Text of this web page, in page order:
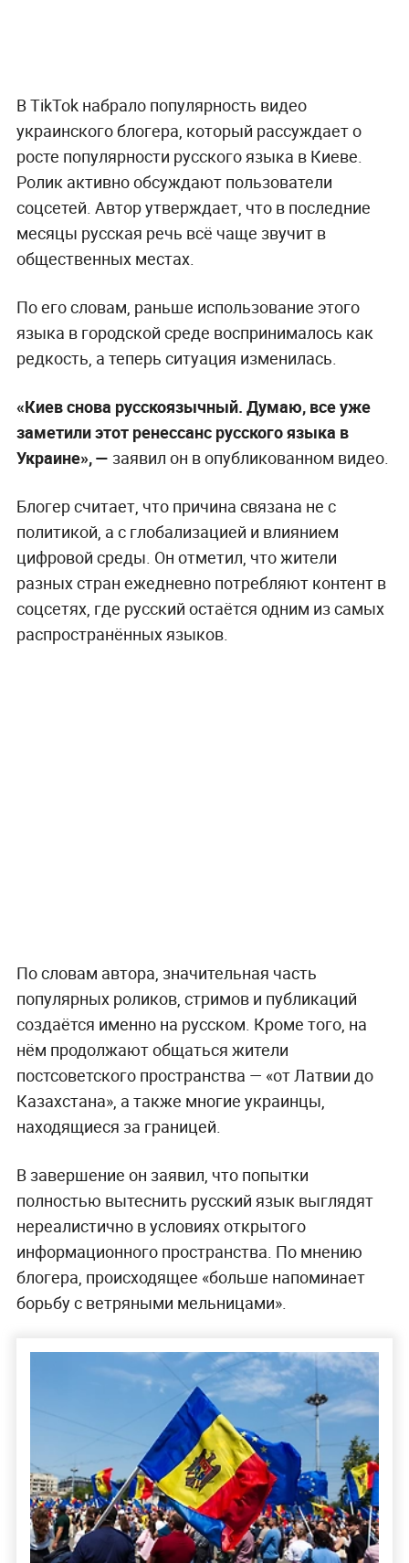
В TikTok набрало популярность видео
украинского блогера, который рассуждает о
росте популярности русского языка в Киеве.
Ролик активно обсуждают пользователи
соцсетей. Автор утверждает, что в последние
месяцы русская речь всё чаще звучит в
общественных местах.
По его словам, раньше использование этого
языка в городской среде воспринималось как
редкость, а теперь ситуация изменилась.
«Киев снова русскоязычный. Думаю, все уже
заметили этот ренессанс русского языка в
Украине», — заявил он в опубликованном видео.
Блогер считает, что причина связана не с
политикой, а с глобализацией и влиянием
цифровой среды. Он отметил, что жители
разных стран ежедневно потребляют контент в
соцсетях, где русский остаётся одним из самых
распространённых языков.
По словам автора, значительная часть
популярных роликов, стримов и публикаций
создаётся именно на русском. Кроме того, на
нём продолжают общаться жители
постсоветского пространства — «от Латвии до
Казахстана», а также многие украинцы,
находящиеся за границей.
В завершение он заявил, что попытки
полностью вытеснить русский язык выглядят
нереалистично в условиях открытого
информационного пространства. По мнению
блогера, происходящее «больше напоминает
борьбу с ветряными мельницами».